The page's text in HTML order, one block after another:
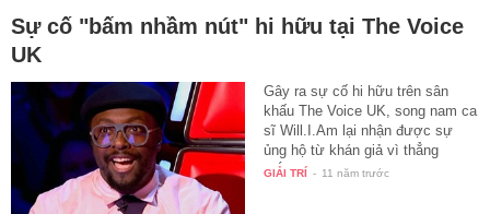
Sự cố "bấm nhầm nút" hi hữu tại The Voice
UK
Gây ra sự cố hi hữu trên sân
khấu The Voice UK, song nam ca
sĩ Will.I.Am lại nhận được sự
ủng hộ từ khán giả vì thẳng
thắn…
GIẢI TRÍ - 11 năm trước